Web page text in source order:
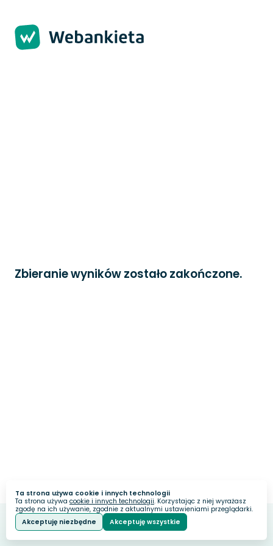
Ta strona używa cookie i innych technologii
Ta strona używa cookie i innych technologii. Korzystając z niej wyrażasz
zgodę na ich używanie, zgodnie z aktualnymi ustawieniami przeglądarki.
Akceptuję niezbędne
Akceptuję wszystkie
Zbieranie wyników zostało zakończone.
Stworzone naWebankieta